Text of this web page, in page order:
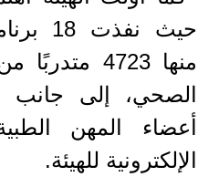
حيث
منها 4723
أعضاء المهن
الإلكترونية للهيئة.